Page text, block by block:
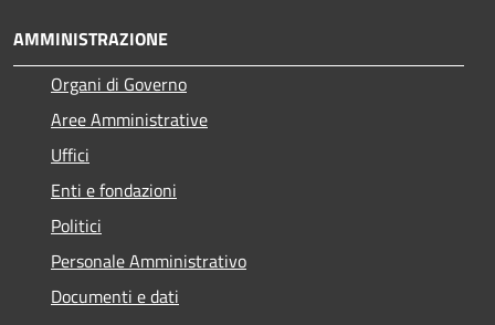
AMMINISTRAZIONE
Organi di Governo
Aree Amministrative
Uffici
Enti e fondazioni
Politici
Personale Amministrativo
Documenti e dati